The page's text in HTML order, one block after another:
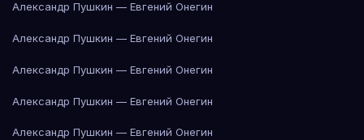
Александр Пушкин — Евгений Онегин
Александр Пушкин — Евгений Онегин
Александр Пушкин — Евгений Онегин
Александр Пушкин — Евгений Онегин
Александр Пушкин — Евгений Онегин